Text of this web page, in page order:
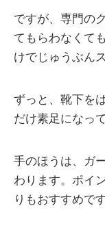
ですが、専門の
てもらわなくて
けでじゅうぶん
ずっと、靴下を
だけ素足になっ
手のほうは、ガ
わります。ポイ
りもおすすめです